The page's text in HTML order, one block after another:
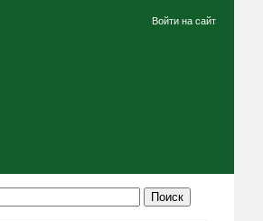
Войти на сайт